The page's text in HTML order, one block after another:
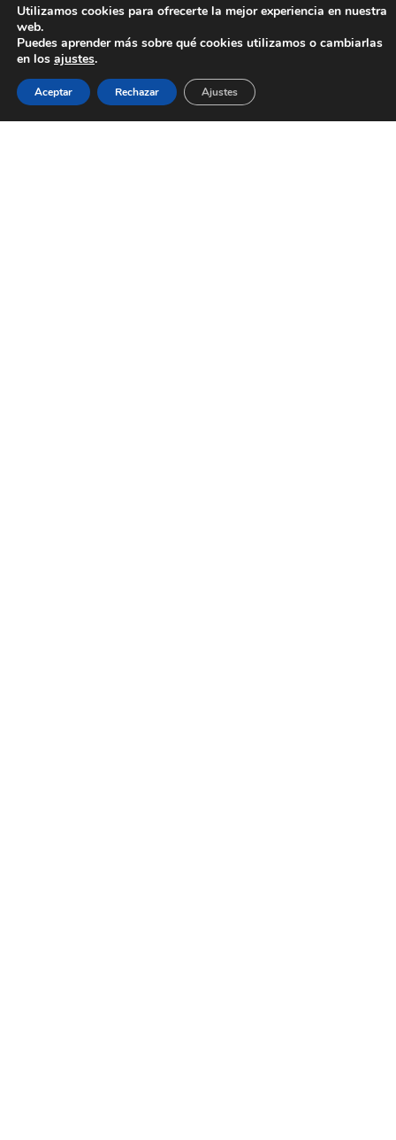
Utilizamos cookies para ofrecerte la mejor experiencia en nuestra
web.
Puedes aprender más sobre qué cookies utilizamos o cambiarlas
en los ajustes.
Aceptar Rechazar Ajustes